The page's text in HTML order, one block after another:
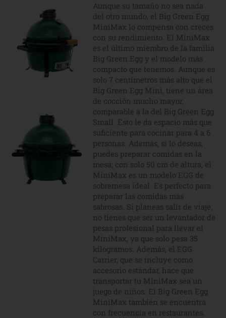
Aunque su tamaño no sea nada
del otro mundo, el Big Green Egg
MiniMax lo compensa con creces
con su rendimiento. El MiniMax
es el último miembro de la familia
Big Green Egg y el modelo más
compacto que tenemos. Aunque es
solo 7 centímetros más alto que el
Big Green Egg Mini, tiene un área
de cocción mucho mayor,
comparable a la del Big Green Egg
Small. Esto le da espacio más que
suficiente para cocinar para 4 a 6
personas. Además, si lo deseas,
puedes preparar comidas en la
mesa; con solo 50 cm de altura, el
MiniMax es un modelo EGG de
sobremesa ideal. Es perfecto para
preparar las comidas más
sabrosas. Si planeas salir de viaje,
no tienes que ser un levantador de
pesas profesional para llevar el
MiniMax, ya que solo pesa 35
kilogramos. Además, el EGG
Carrier, que se incluye como
accesorio estándar, hace que
transportar tu MiniMax sea un
juego de niños. El Big Green Egg
MiniMax también se encuentra
con frecuencia en restaurantes.